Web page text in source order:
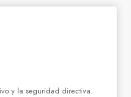
y la seguridad directiva.